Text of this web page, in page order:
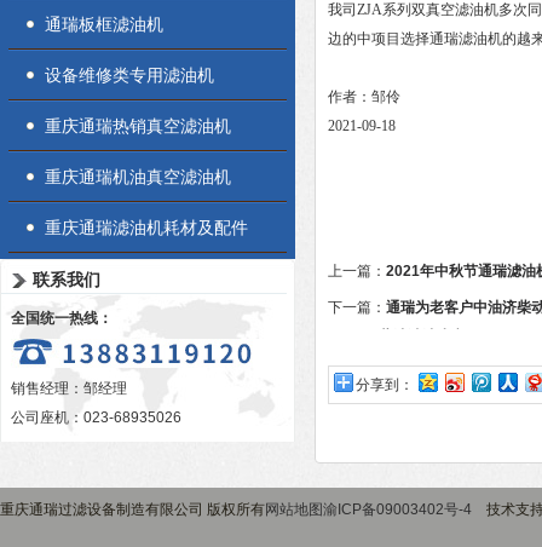
通瑞板框滤油机
设备维修类专用滤油机
重庆通瑞热销真空滤油机
重庆通瑞机油真空滤油机
重庆通瑞滤油机耗材及配件
联系我们
全国统一热线：
销售经理：邹经理
公司座机：023-68935026
我司ZJA系列双真空滤油机多次
边的中项目选择通瑞滤油机的越
作者：邹伶
2021-09-18
上一篇： 2021年中秋节通瑞滤油
下一篇： 通瑞为老客户中油济柴
分享到：
重庆通瑞过滤设备制造有限公司 版权所有网站地图渝ICP备09003402号-4 技术支